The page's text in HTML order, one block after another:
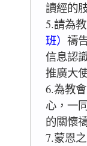
讀經的
5.請為
班） 禱
信息認
推廣大
6.為教
心，一
的關懷
7.蒙恩